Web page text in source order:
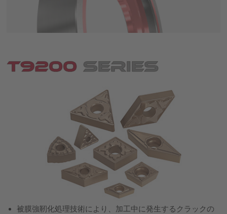
被膜強靭化処理技術により、加工中に発生するクラックの